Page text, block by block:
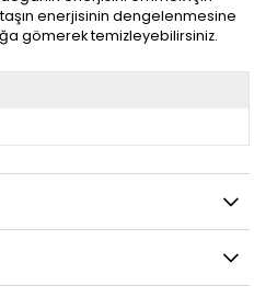
enerjisinin dengelenmesine
gömerek temizleyebilirsiniz.